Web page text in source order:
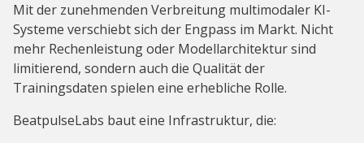
Mit der zunehmenden Verbreitung multimodaler KI-
Systeme verschiebt sich der Engpass im Markt. Nicht
mehr Rechenleistung oder Modellarchitektur sind
limitierend, sondern auch die Qualität der
Trainingsdaten spielen eine erhebliche Rolle.
BeatpulseLabs baut eine Infrastruktur, die: